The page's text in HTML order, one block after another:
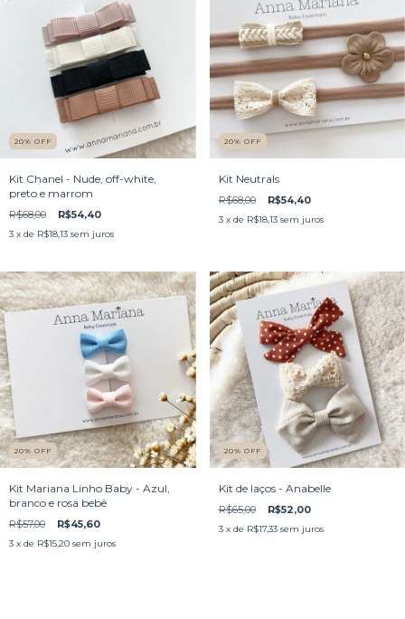
20% OFF
Kit Chanel - Nude, off-white,
preto e marrom
R$68,00 R$54,40
3 x de R$18,13 sem juros
20% OFF
Kit Neutrals
R$68,00 R$54,40
3 x de R$18,13 sem juros
20% OFF
Kit Mariana Linho Baby - Azul,
branco e rosa bebê
R$57,00 R$45,60
3 x de R$15,20 sem juros
20% OFF
Kit de laços - Anabelle
R$65,00 R$52,00
3 x de R$17,33 sem juros